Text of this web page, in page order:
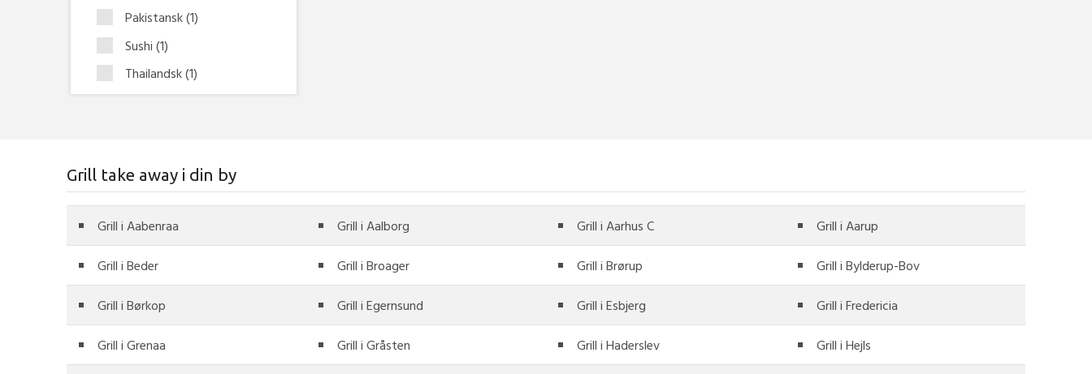
Pakistansk(1)
Sushi (1)
Thailandsk(1)
Grill take away i din by
Grill i Aabenraa Grill i Aalborg Grill i Aarhus C Grill i Aarup
Grill i Beder Grill i Broager Grill i Brørup Grill i Bylderup-Bov
Grill i Børkop Grill i Egernsund Grill i Esbjerg Grill i Fredericia
Grill i Grenaa Grill i Gråsten Grill i Haderslev Grill i Hejls